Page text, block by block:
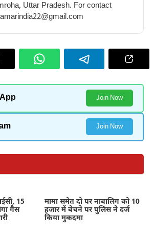
Uttar Pradesh. For contact
Join Now
Join Now
15
गैस
मामा समेत दो पर नाबालिग को 10
हजार में बेचने पर पुलिस ने दर्ज
किया मुकदमा